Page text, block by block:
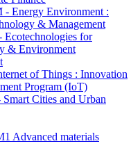
Energy Environment :
& Management
for
& Environment
of Things : Innovation
Program (IoT)
Cities and Urban
Advanced materials